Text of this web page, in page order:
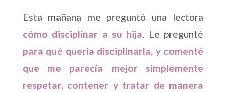
Esta mañana me preguntó una lectora
cómo disciplinar a su hija. Le pregunté
para qué quería disciplinarla, y comenté
que me parecía mejor simplemente
respetar, contener y tratar de manera